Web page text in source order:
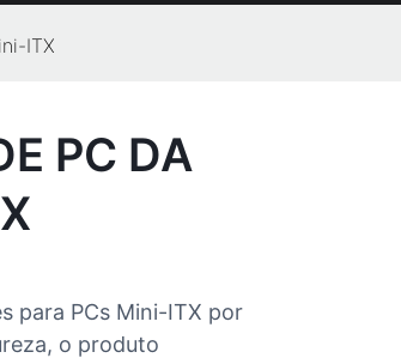
ITX
PC DA
para PCs Mini-ITX por
o produto